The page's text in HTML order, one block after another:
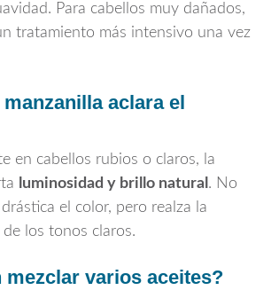
Para cabellos muy dañados,
tratamiento más intensivo una vez
aclara el
en cabellos rubios o claros, la
luminosidad y brillo natural . No
el color, pero realza la
los tonos claros.
mezclar varios aceites?